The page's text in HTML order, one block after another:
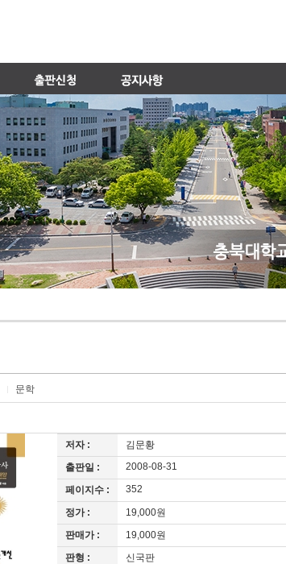
문학
저자 :
김문황
출판일 :
2008-08-31
페이지수 : 352
정가 :
19,000원
판매가 :
19,000원
판형 :
신국판